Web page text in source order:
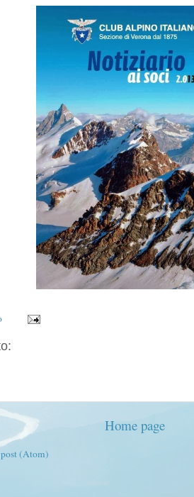
Home page
(Atom)